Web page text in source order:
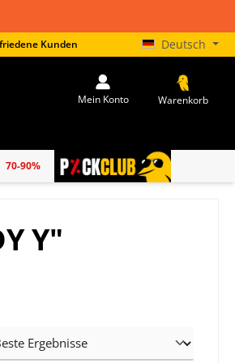
Kunden Deutsch
Mein Konto Warenkorb
70-90% PICKCLUB
Y"